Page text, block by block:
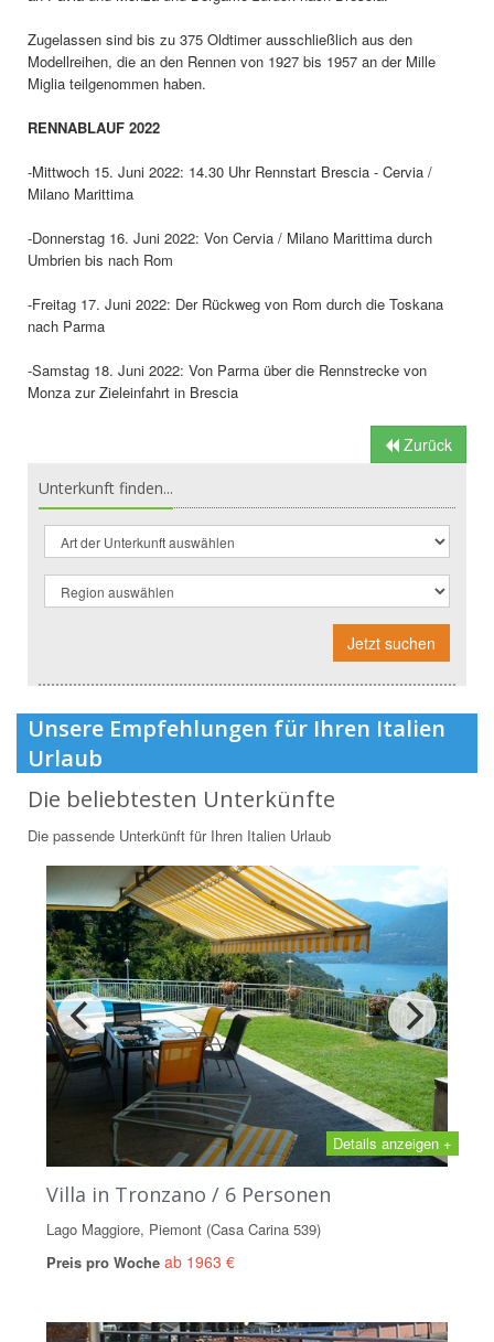
Zugelassen sind bis zu 375 Oldtimer ausschließlich aus den
Modellreihen, die an den Rennen von 1927 bis 1957 an der Mille
Miglia teilgenommen haben.
RENNABLAUF 2022
-Mittwoch 15. Juni 2022: 14.30 Uhr Rennstart Brescia - Cervia /
Milano Marittima
-Donnerstag 16. Juni 2022: Von Cervia / Milano Marittima durch
Umbrien bis nach Rom
-Freitag 17. Juni 2022: Der Rückweg von Rom durch die Toskana
nach Parma
-Samstag 18. Juni 2022: Von Parma über die Rennstrecke von
Monza zur Zieleinfahrt in Brescia
Zurück
Unterkunft finden...
Jetzt suchen
Unsere Empfehlungen für Ihren Italien
Urlaub
Die beliebtesten Unterkünfte
Die passende Unterkünft für Ihren Italien Urlaub
Details anzeigen +
Villa in Tronzano / 6 Personen
Lago Maggiore, Piemont (Casa Carina 539)
Preis pro Woche ab 1963 €